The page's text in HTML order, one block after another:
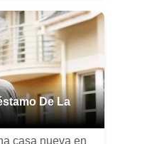
desarrollo
De La
casa nueva en